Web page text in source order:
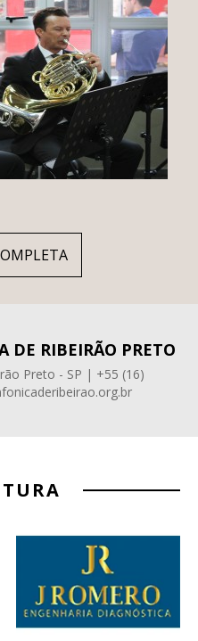
DE RIBEIRÃO PRETO
Preto - SP | +55 (16)